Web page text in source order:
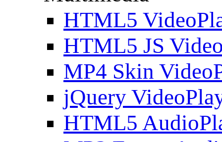
HTML5
HTML5 JS
MP4 Skin
jQuery
HTML5